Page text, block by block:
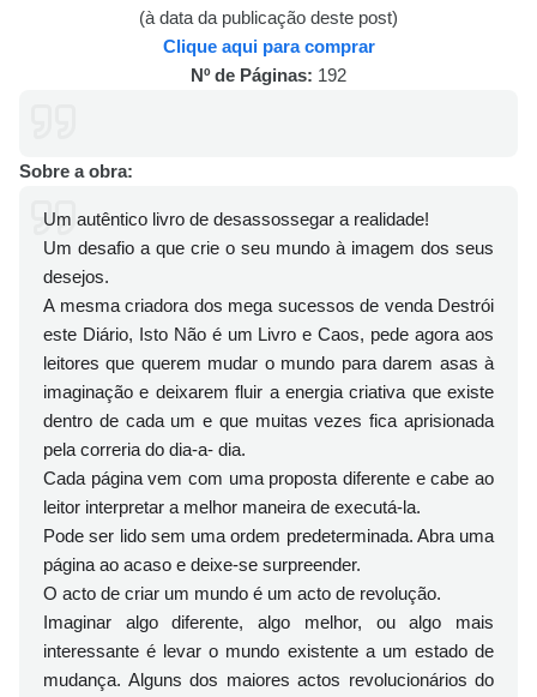
(à data da publicação deste post)
Clique aqui para comprar
Nº de Páginas: 192
Sobre a obra:
Um autêntico livro de desassossegar a realidade!
Um desafio a que crie o seu mundo à imagem dos seus
desejos.
A mesma criadora dos mega sucessos de venda Destrói
este Diário, Isto Não é um Livro e Caos, pede agora aos
leitores que querem mudar o mundo para darem asas à
imaginação e deixarem fluir a energia criativa que existe
dentro de cada um e que muitas vezes fica aprisionada
pela correria do dia-a- dia.
Cada página vem com uma proposta diferente e cabe ao
leitor interpretar a melhor maneira de executá-la.
Pode ser lido sem uma ordem predeterminada. Abra uma
página ao acaso e deixe-se surpreender.
O acto de criar um mundo é um acto de revolução.
Imaginar algo diferente, algo melhor, ou algo mais
interessante é levar o mundo existente a um estado de
mudança. Alguns dos maiores actos revolucionários do